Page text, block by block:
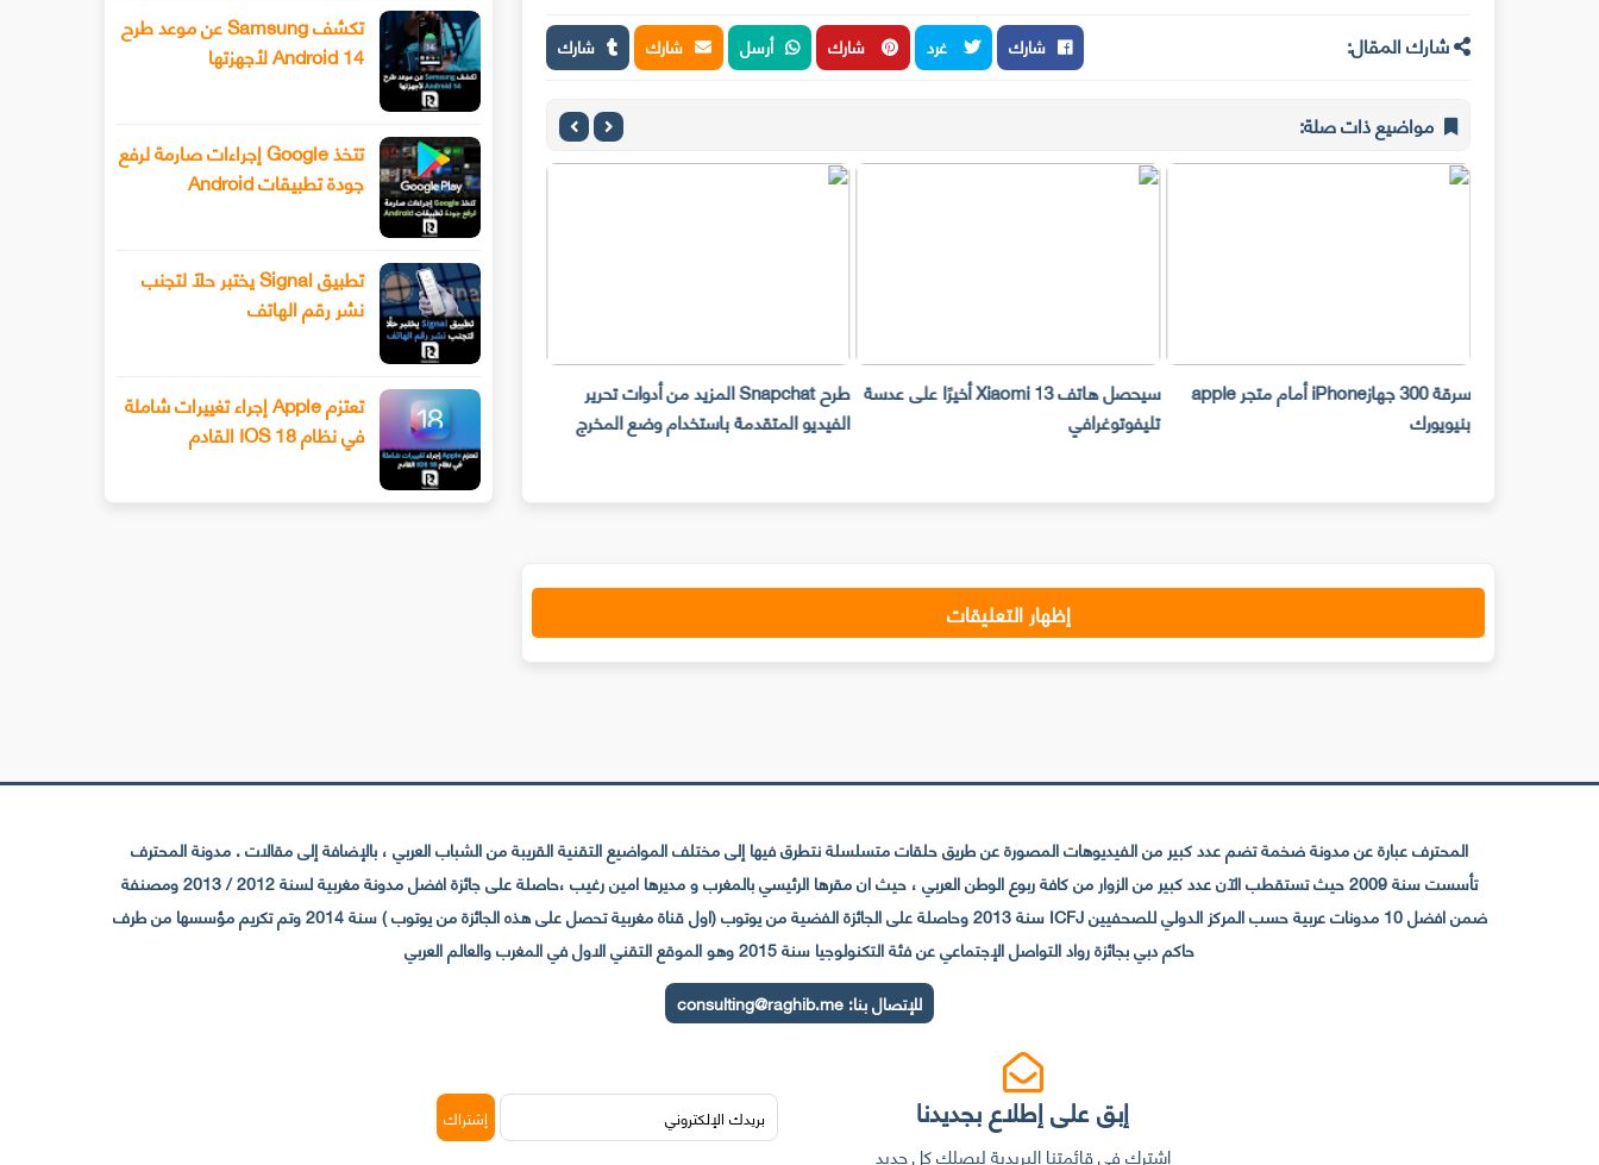
شارك المقال: شارك غرد شارك أرسل شارك شارك
مواضيع ذات صلة:
سرقة 300 جهازiPhone أمام متجر apple
بنيويورك
سيحصل هاتف Xiaomi 13 أخيرًا على عدسة
تليفوتوغرافي
طرح Snapchat المزيد من أدوات تحرير
الفيديو المتقدمة باستخدام وضع المخرج
تيكتوك تعمل على منصة مستقلة لبث تعمل يوتيوب على عرض
مع منتجي المحتوى
إظهار التعليقات
تكشف Samsung عن موعد طرح
Android 14 لأجهزتها
تتخذ Google إجراءات صارمة لرفع
جودة تطبيقات Android
تطبيق Signal يختبر حلًا لتجنب
نشر رقم الهاتف
تعتزم Apple إجراء تغييرات شاملة
في نظام IOS 18 القادم
المحترف عبارة عن مدونة ضخمة تضم عدد كبير من الفيديوهات المصورة عن طريق حلقات متسلسلة نتطرق فيها إلى مختلف المواضيع التقنية القريبة من الشباب العربي ، بالإضافة إلى مقالات . مدونة المحترف
تأسست سنة 2009 حيث تستقطب الآن عدد كبير من الزوار من كافة ربوع الوطن العربي ، حيث ان مقرها الرئيسي بالمغرب و مديرها امين رغيب ،حاصلة على جائزة افضل مدونة مغربية لسنة 2012 / 2013 ومصنفة
ضمن افضل 10 مدونات عربية حسب المركز الدولي للصحفيين ICFJ سنة 2013 وحاصلة على الجائزة الفضية من يوتوب (اول قناة مغربية تحصل على هذه الجائزة من يوتوب ) سنة 2014 وتم تكريم مؤسسها من طرف
حاكم دبي بجائزة رواد التواصل الإجتماعي عن فئة التكنولوجيا سنة 2015 وهو الموقع التقني الاول في المغرب والعالم العربي
للإتصال بنا:consulting@raghib.me
إبق على إطلاع بجديدنا
إشترك في قائمتنا البريدية ليصلك كل جديد